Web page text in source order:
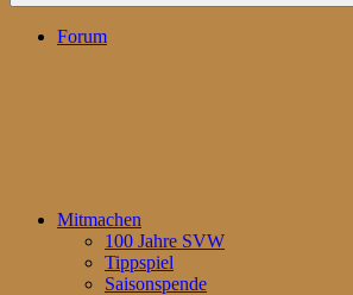
Forum
Mitmachen
100 Jahre SVW
Tippspiel
Saisonspende